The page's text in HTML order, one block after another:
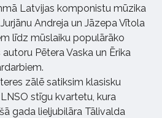
Latvijas komponistu mūzika
Andreja un Jāzepa Vītola
līdz mūslaiku populārāko
Pētera Vaska un Ērika
zālē satiksim klasisku
stīgu kvartetu, kura
gada lieljubilāra Tālivalda